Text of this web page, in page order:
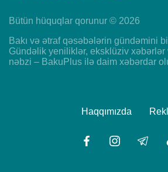
Bütün hüquqlar qorunur © 2026
Bakı və ətraf qəsəbələrin gündəmini
Gündəlik yeniliklər, eksklüziv xəbərlər
nəbzi – BakuPlus ilə daim xəbərdar
Haqqımızda